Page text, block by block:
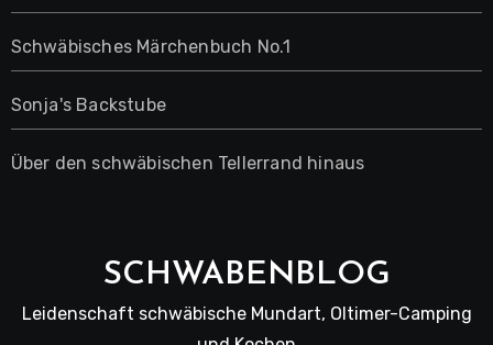
Schwäbisches Märchenbuch No.1
Sonja's Backstube
Über den schwäbischen Tellerrand hinaus
SCHWABENBLOG
Leidenschaft schwäbische Mundart, Oltimer-Camping